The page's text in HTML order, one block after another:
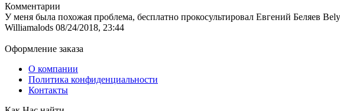
Комментарии
У меня была похожая проблема, бесплатно прокосультировал Евгений Беляев
Williamalods 08/24/2018, 23:44
Оформление заказа
О компании
Политика конфиденциальности
Контакты